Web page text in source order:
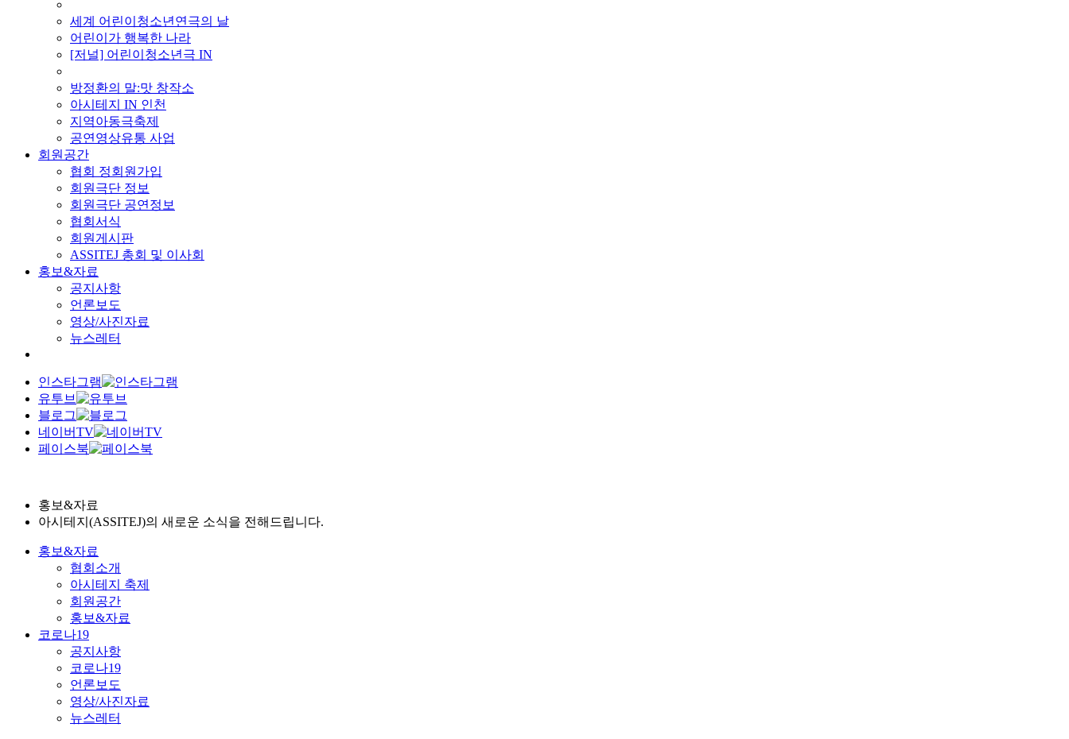
세계 어린이청소년연극의 날
어린이가 행복한 나라
[저널] 어린이청소년극 IN
방정환의 말:맛 창작소
아시테지 IN 인천
지역아동극축제
공연영상유통 사업
회원공간
협회 정회원가입
회원극단 정보
회원극단 공연정보
협회서식
회원게시판
ASSITEJ 총회 및 이사회
홍보&자료
공지사항
언론보도
영상/사진자료
뉴스레터
인스타그램
유투브
블로그
네이버TV
페이스북
홍보&자료
아시테지(ASSITEJ)의 새로운 소식을 전해드립니다.
홍보&자료
협회소개
아시테지 축제
회원공간
홍보&자료
코로나19
공지사항
코로나19
언론보도
영상/사진자료
뉴스레터